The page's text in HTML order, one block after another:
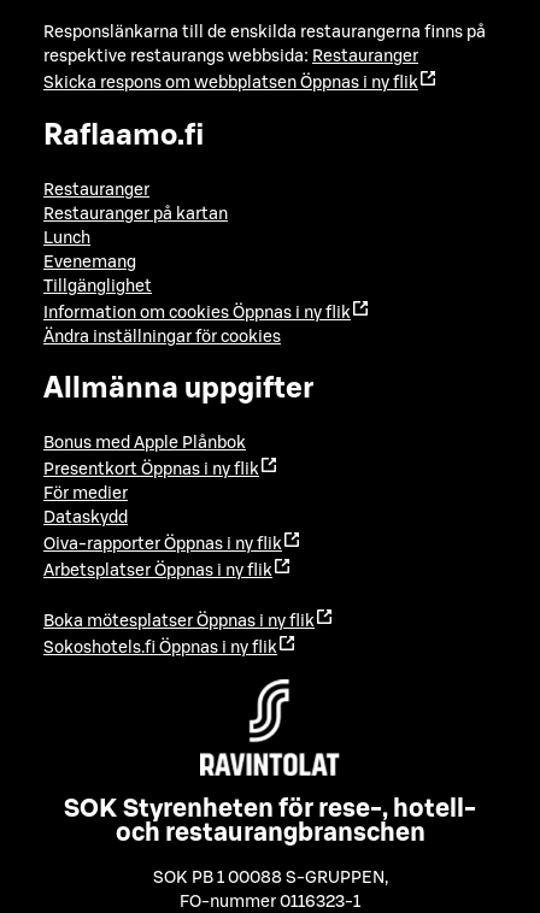
Responslänkarna till de enskilda restaurangerna finns på
respektive restaurangs webbsida: Restauranger
Skicka respons om webbplatsen Öppnas i ny flik
Raflaamo.fi
Restauranger
Restauranger på kartan
Lunch
Evenemang
Tillgänglighet
Information om cookies Öppnas i ny flik
Ändra inställningar för cookies
Allmänna uppgifter
Bonus med Apple Plånbok
Presentkort Öppnas i ny flik
För medier
Dataskydd
Oiva-rapporter Öppnas i ny flik
Arbetsplatser Öppnas i ny flik
Boka mötesplatser Öppnas i ny flik
Sokoshotels.fi Öppnas i ny flik
SOK Styrenheten för rese-, hotell-
och restaurangbranschen
SOK PB 1 00088 S-GRUPPEN ,
FO-nummer 0116323-1